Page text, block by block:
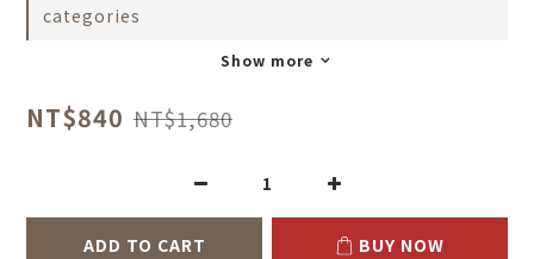
categories
Show more
NT$840 NT$1,680
ADD TO CART BUY NOW